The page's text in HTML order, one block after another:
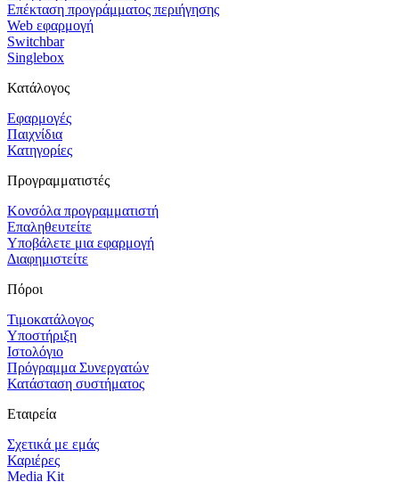
Επέκταση προγράμματος περιήγησης
Web εφαρμογή
Switchbar
Singlebox
Κατάλογος
Εφαρμογές
Παιχνίδια
Κατηγορίες
Προγραμματιστές
Κονσόλα προγραμματιστή
Επαληθευτείτε
Υποβάλετε μια εφαρμογή
Διαφημιστείτε
Πόροι
Τιμοκατάλογος
Υποστήριξη
Ιστολόγιο
Πρόγραμμα Συνεργατών
Κατάσταση συστήματος
Εταιρεία
Σχετικά με εμάς
Καριέρες
Media Kit